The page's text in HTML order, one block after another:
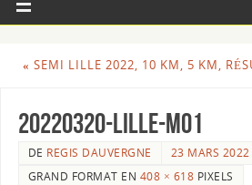
« SEMI LILLE 2022, 10 KM, 5 KM,
20220320-LILLE-Mo1
DE REGIS DAUVERGNE
23 MARS 2022
GRAND FORMAT EN 408 × 618 PIXELS